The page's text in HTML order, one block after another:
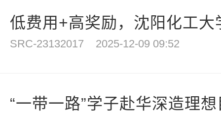
低费用+高奖励，沈阳化工大
SRC-23132017 2025-12-09 09:52
“一带一路”学子赴华深造理